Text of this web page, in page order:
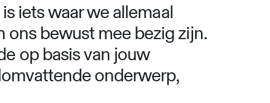
iets waar we allemaal
ons bewust mee bezig zijn.
op basis van jouw
onderwerp,